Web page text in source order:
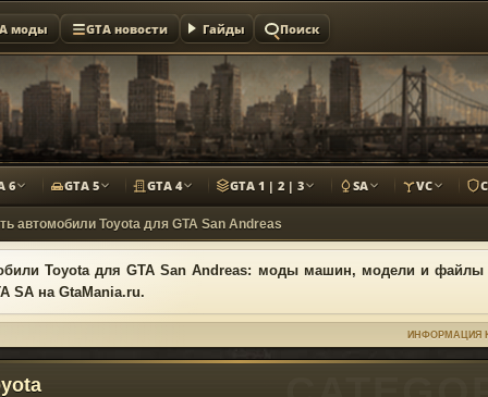
моды GTA новости Гайды Поиск
6 GTA 5 GTA 4 GTA 1 | 2 | 3 SA VC
автомобили Toyota для GTA San Andreas
Toyota для GTA San Andreas: моды машин, модели и файлы
SA на GtaMania.ru.
ИНФОРМАЦИЯ